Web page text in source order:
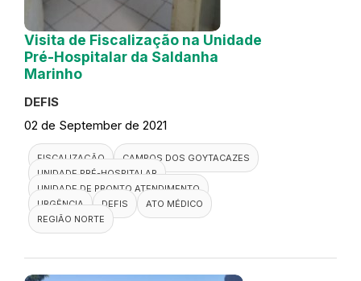
Visita de Fiscalização na Unidade
Pré-Hospitalar da Saldanha
Marinho
DEFIS
02 de September de 2021
FISCALIZAÇÃO
CAMPOS DOS GOYTACAZES
UNIDADE PRÉ-HOSPITALAR
UNIDADE DE PRONTO ATENDIMENTO
URGÊNCIA
DEFIS
ATO MÉDICO
REGIÃO NORTE